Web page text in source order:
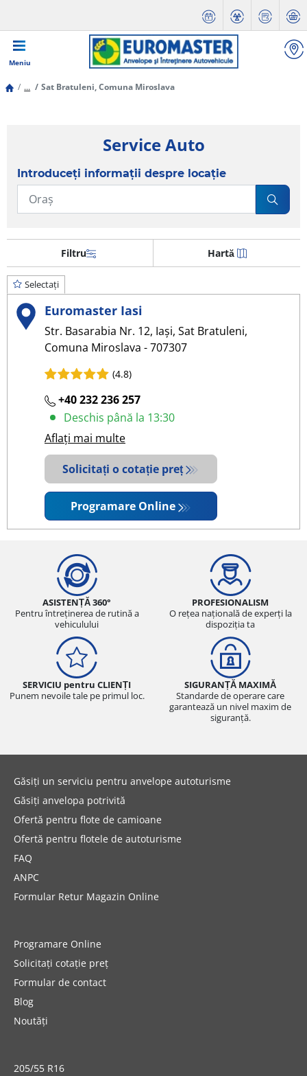
Meniu
... Sat Bratuleni, Comuna Miroslava
Service Auto
Introduceți informații despre locație
Filtru Hartă
Selectați
Euromaster Iasi
Str. Basarabia Nr. 12, Iași, Sat Bratuleni,
Comuna Miroslava - 707307
(4.8)
+40 232 236 257
Deschis până la 13:30
Aflați mai multe
Solicitați o cotație preț
Programare Online
ASISTENȚĂ 360°
Pentru întreținerea de rutină a
vehiculului
PROFESIONALISM
O rețea națională de experți la
dispoziția ta
SERVICIU pentru CLIENȚI
Punem nevoile tale pe primul loc.
SIGURANȚĂ MAXIMĂ
Standarde de operare care
garantează un nivel maxim de
siguranță.
Găsiți un serviciu pentru anvelope autoturisme
Găsiți anvelopa potrivită
Ofertă pentru flote de camioane
Ofertă pentru flotele de autoturisme
FAQ
ANPC
Formular Retur Magazin Online
Programare Online
Solicitați cotație preț
Formular de contact
Blog
Noutăți
205/55 R16